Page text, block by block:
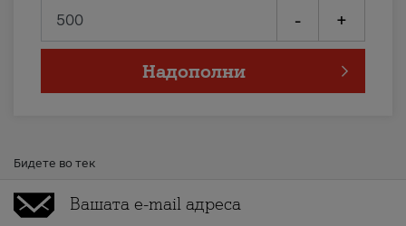
- +
Надополни
Бидете во тек